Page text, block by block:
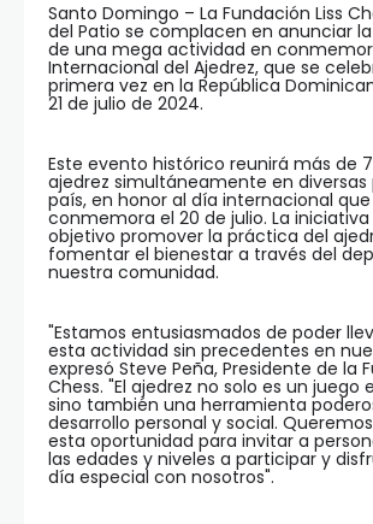
Santo Domingo – La Fundación Liss
del Patio se complacen en anunciar
de una mega actividad en
Internacional del Ajedrez, que se
primera vez en la República
21 de julio de 2024.
Este evento histórico reunirá más de
ajedrez simultáneamente en diversas
país, en honor al día internacional que
conmemora el 20 de julio. La
objetivo promover la práctica del
fomentar el bienestar a través del
nuestra comunidad.
"Estamos entusiasmados de poder
esta actividad sin precedentes en
expresó Steve Peña, Presidente de la
Chess. "El ajedrez no solo es un juego
sino también una herramienta
desarrollo personal y social.
esta oportunidad para invitar a
las edades y niveles a participar y
día especial con nosotros".